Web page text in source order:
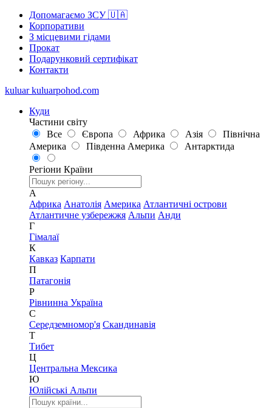
Допомагаємо ЗСУ 🇺🇦
Корпоративи
З місцевими гідами
Прокат
Подарунковий сертифікат
Контакти
kuluar kuluarpohod.com
Куди
Частини світу
Все
Європа Африка Азія
Північна
Америка
Південна Америка Антарктида
Регіони Країни
А
Африка Анатолія Америка Атлантичні острови
Атлантичне узбережжя Альпи Анди
Г
Гімалаї
К
Кавказ Карпати
П
Патагонія
Р
Рівнинна Україна
С
Середземномор'я Скандинавія
Т
Тибет
Ц
Центральна Мексика
Ю
Юлійські Альпи